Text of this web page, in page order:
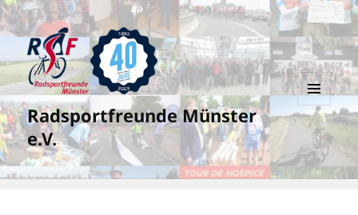
Radsportfreunde Münster
e.V.
MENÜ
UND
WIDGETS